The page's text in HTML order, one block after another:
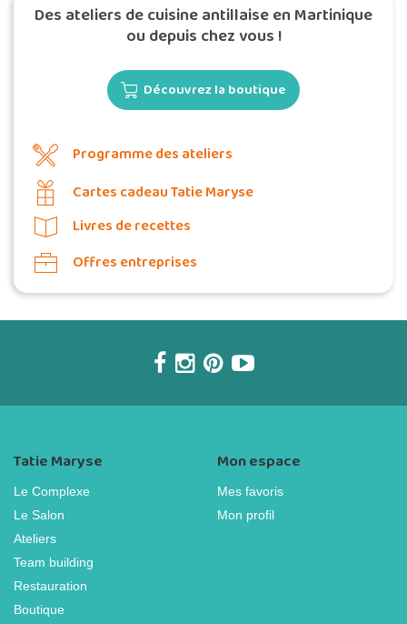
Des ateliers de cuisine antillaise en Martinique
ou depuis chez vous !
Découvrez la boutique
Programme des ateliers
Cartes cadeau Tatie Maryse
Livres de recettes
Offres entreprises
Tatie Maryse
Le Complexe
Le Salon
Ateliers
Team building
Restauration
Boutique
Mon espace
Mes favoris
Mon profil